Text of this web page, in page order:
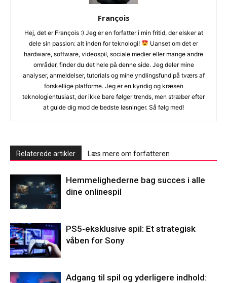
François
Hej, det er François :) Jeg er en forfatter i min fritid, der elsker at
dele sin passion: alt inden for teknologi!
Uanset om det er
hardware, software, videospil, sociale medier eller mange andre
områder, finder du det hele på denne side. Jeg deler mine
analyser, anmeldelser, tutorials og mine yndlingsfund på tværs af
forskellige platforme. Jeg er en kyndig og kræsen
teknologientusiast, der ikke bare følger trends, men stræber efter
at guide dig mod de bedste løsninger. Så følg med!
Relaterede artikler Læs mere om forfatteren
Hemmelighederne bag succes i alle
dine onlinespil
PS5-eksklusive spil: Et strategisk
våben for Sony
Adgang til spil og yderligere indhold: